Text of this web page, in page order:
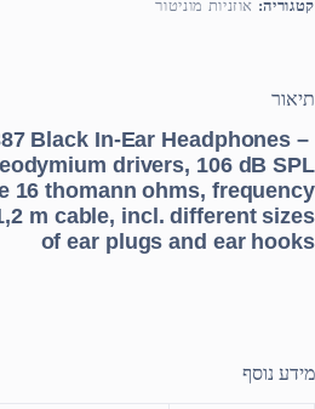
קטגוריה: אוזניות מוניטור
תיאור
Black In-Ear Headphones –
drivers, 106 dB SPL
16 thomann ohms, frequency
m cable, incl. different sizes
of ear plugs and ear hooks
מידע נוסף